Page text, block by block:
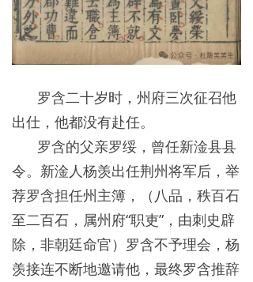
罗含二十岁时，州府三次征召他
出仕，他都没有赴任。
罗含的父亲罗绥，曾任新淦县县
令。新淦人杨羡出任荆州将军后，举
荐罗含担任州主簿，（八品，秩百石
至二百石，属州府“职吏”，由刺史辟
除，非朝廷命官）罗含不予理会，杨
羡接连不断地邀请他，最终罗含推辞